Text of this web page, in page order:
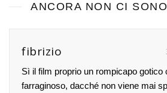
ANCORA NON CI
fibrizio
Sì il film proprio un rompicapo gotico
farraginoso, dacché non viene mai